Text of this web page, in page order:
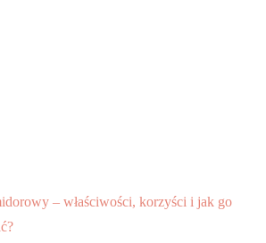
– właściwości, korzyści i jak go